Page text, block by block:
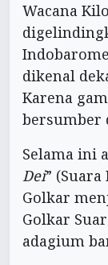
Wacana
dikenal
Karena
bersumber
Selama ini
Dei”
Golkar
Golkar
adagium